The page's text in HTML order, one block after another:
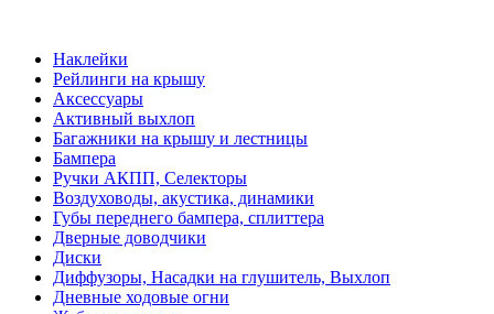
Наклейки
Рейлинги на крышу
Аксессуары
Активный выхлоп
Багажники на крышу и лестницы
Бампера
Ручки АКПП, Селекторы
Воздуховоды, акустика, динамики
Губы переднего бампера, сплиттера
Дверные доводчики
Диски
Диффузоры, Насадки на глушитель, Выхлоп
Дневные ходовые огни